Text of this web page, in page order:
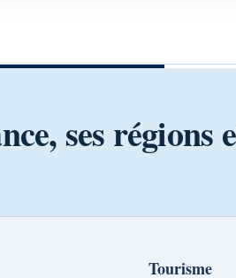
ses régions
Tourisme